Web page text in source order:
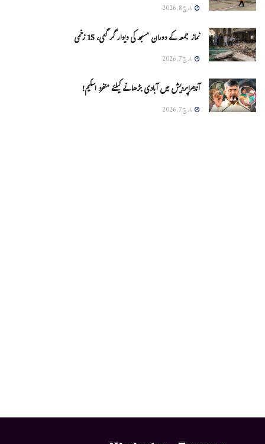
مارچ 8, 2026
نماز جمعہ کے دوران مسجد کی دیوار گر گئی، 15 زخمی
مارچ 7, 2026
آندھراپردیش میں آبادی بڑھانے کیلئے منفرد اسکیم!
مارچ 7, 2026